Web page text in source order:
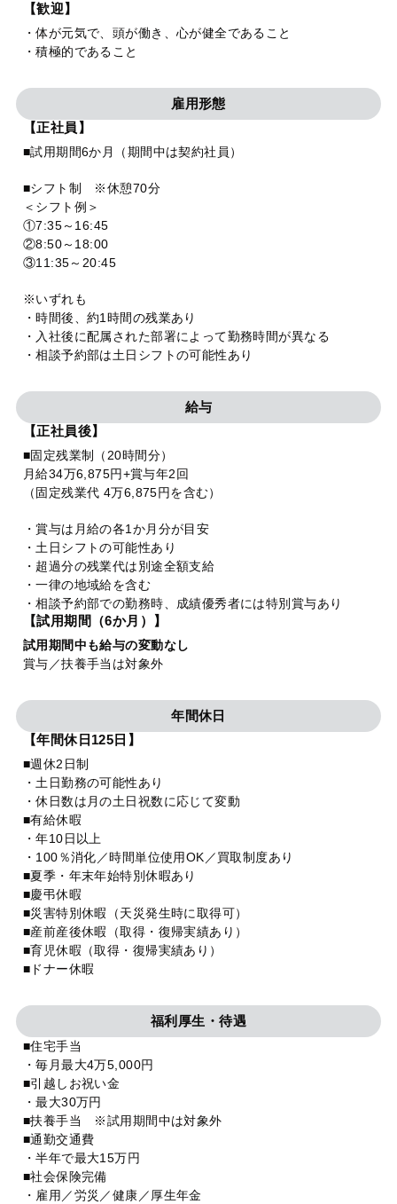
【歓迎】
・体が元気で、頭が働き、心が健全であること
・積極的であること
雇用形態
【正社員】
■試用期間6か月（期間中は契約社員）
■シフト制 ※休憩70分
＜シフト例＞
①7:35～16:45
②8:50～18:00
③11:35～20:45
※いずれも
・時間後、約1時間の残業あり
・入社後に配属された部署によって勤務時間が異なる
・相談予約部は土日シフトの可能性あり
給与
【正社員後】
■固定残業制（20時間分）
月給34万6,875円+賞与年2回
（固定残業代 4万6,875円を含む）
・賞与は月給の各1か月分が目安
・土日シフトの可能性あり
・超過分の残業代は別途全額支給
・一律の地域給を含む
・相談予約部での勤務時、成績優秀者には特別賞与あり
【試用期間（6か月）】
試用期間中も給与の変動なし
賞与／扶養手当は対象外
年間休日
【年間休日125日】
■週休2日制
・土日勤務の可能性あり
・休日数は月の土日祝数に応じて変動
■有給休暇
・年10日以上
・100％消化／時間単位使用OK／買取制度あり
■夏季・年末年始特別休暇あり
■慶弔休暇
■災害特別休暇（天災発生時に取得可）
■産前産後休暇（取得・復帰実績あり）
■育児休暇（取得・復帰実績あり）
■ドナー休暇
福利厚生・待遇
■住宅手当
・毎月最大4万5,000円
■引越しお祝い金
・最大30万円
■扶養手当 ※試用期間中は対象外
■通勤交通費
・半年で最大15万円
■社会保険完備
・雇用／労災／健康／厚生年金